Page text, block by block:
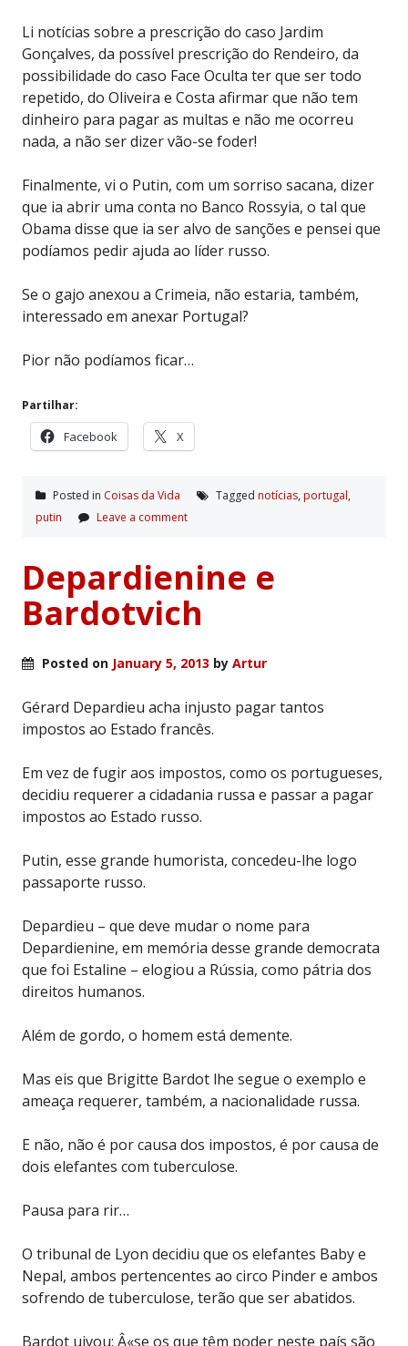
Li notícias sobre a prescrição do caso Jardim
Gonçalves, da possível prescrição do Rendeiro, da
possibilidade do caso Face Oculta ter que ser todo
repetido, do Oliveira e Costa afirmar que não tem
dinheiro para pagar as multas e não me ocorreu
nada, a não ser dizer vão-se foder!
Finalmente, vi o Putin, com um sorriso sacana, dizer
que ia abrir uma conta no Banco Rossyia, o tal que
Obama disse que ia ser alvo de sanções e pensei que
podíamos pedir ajuda ao líder russo.
Se o gajo anexou a Crimeia, não estaria, também,
interessado em anexar Portugal?
Pior não podíamos ficar…
Partilhar:
Facebook X
Posted in Coisas da Vida Tagged notí­cias, portugal,
putin
Leave a comment
Depardienine e
Bardotvich
Posted on January 5, 2013 by Artur
Gérard Depardieu acha injusto pagar tantos
impostos ao Estado francês.
Em vez de fugir aos impostos, como os portugueses,
decidiu requerer a cidadania russa e passar a pagar
impostos ao Estado russo.
Putin, esse grande humorista, concedeu-lhe logo
passaporte russo.
Depardieu – que deve mudar o nome para
Depardienine, em memória desse grande democrata
que foi Estaline – elogiou a Rússia, como pátria dos
direitos humanos.
Além de gordo, o homem está demente.
Mas eis que Brigitte Bardot lhe segue o exemplo e
ameaça requerer, também, a nacionalidade russa.
E não, não é por causa dos impostos, é por causa de
dois elefantes com tuberculose.
Pausa para rir…
O tribunal de Lyon decidiu que os elefantes Baby e
Nepal, ambos pertencentes ao circo Pinder e ambos
sofrendo de tuberculose, terão que ser abatidos.
Bardot uivou: Â«se os que têm poder neste país são